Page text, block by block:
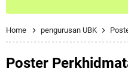
Home pengurusan UBK
Poster